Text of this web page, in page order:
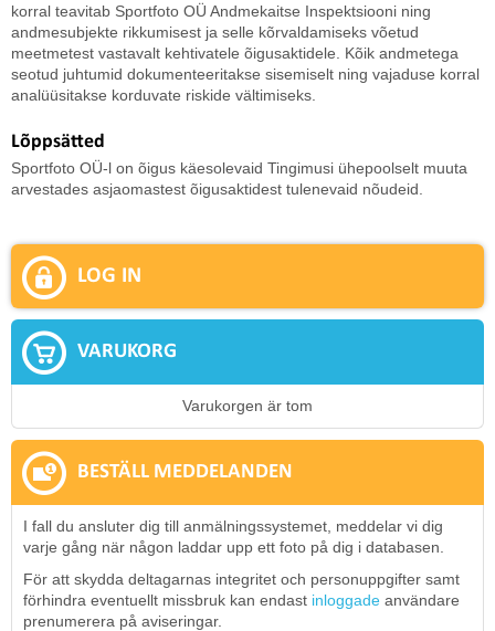
korral teavitab Sportfoto OÜ Andmekaitse Inspektsiooni ning
andmesubjekte rikkumisest ja selle kõrvaldamiseks võetud
meetmetest vastavalt kehtivatele õigusaktidele. Kõik andmetega
seotud juhtumid dokumenteeritakse sisemiselt ning vajaduse korral
analüüsitakse korduvate riskide vältimiseks.
Lõppsätted
Sportfoto OÜ-l on õigus käesolevaid Tingimusi ühepoolselt muuta
arvestades asjaomastest õigusaktidest tulenevaid nõudeid.
LOG IN
VARUKORG
Varukorgen är tom
BESTÄLL MEDDELANDEN
I fall du ansluter dig till anmälningssystemet, meddelar vi dig
varje gång när någon laddar upp ett foto på dig i databasen.
För att skydda deltagarnas integritet och personuppgifter samt
förhindra eventuellt missbruk kan endast inloggade användare
prenumerera på aviseringar.